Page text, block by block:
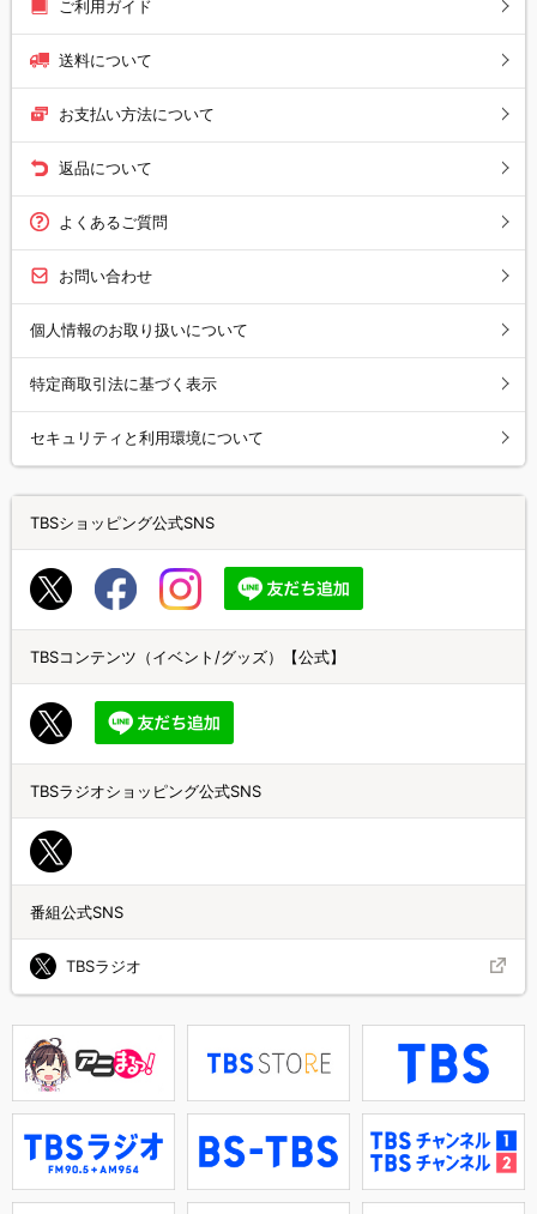
ご利用ガイド
送料について
お支払い方法について
返品について
よくあるご質問
お問い合わせ
個人情報のお取り扱いについて
特定商取引法に基づく表示
セキュリティと利用環境について
TBSショッピング公式SNS
TBSコンテンツ（イベント/グッズ）【公式】
TBSラジオショッピング公式SNS
番組公式SNS
TBSラジオ